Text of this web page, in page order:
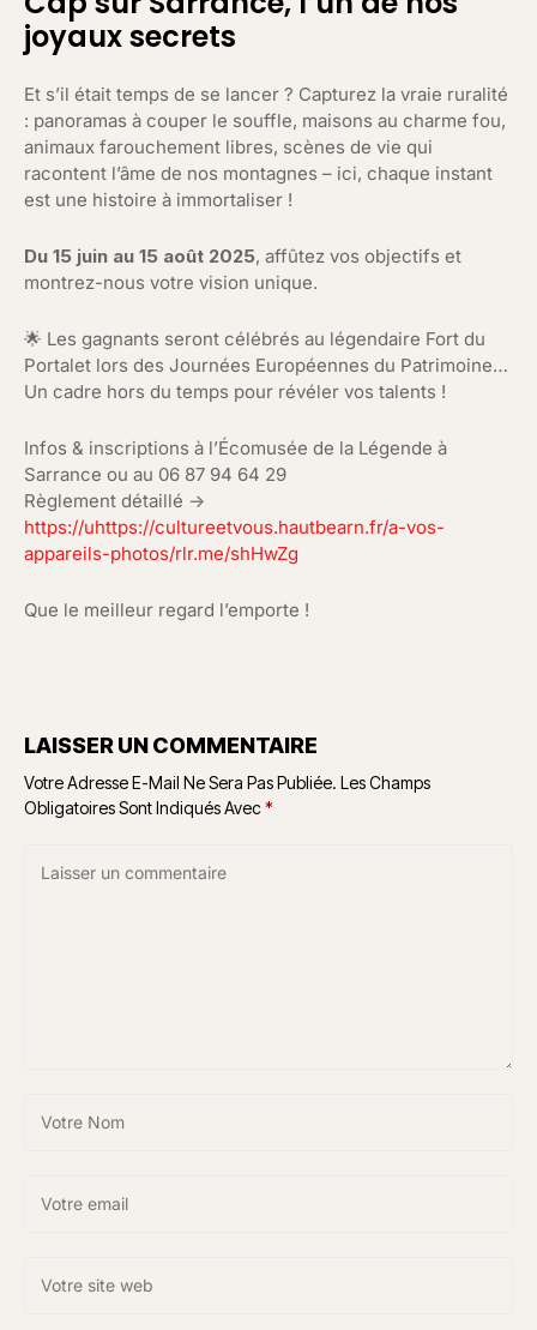
joyaux secrets
Et s’il était temps de se lancer ? Capturez la vraie ruralité
: panoramas à couper le souffle, maisons au charme fou,
animaux farouchement libres, scènes de vie qui
racontent l’âme de nos montagnes – ici, chaque instant
est une histoire à immortaliser !
Du 15 juin au 15 août 2025, affûtez vos objectifs et
montrez-nous votre vision unique.
🌟 Les gagnants seront célébrés au légendaire Fort du
Portalet lors des Journées Européennes du Patrimoine…
Un cadre hors du temps pour révéler vos talents !
Infos & inscriptions à l’Écomusée de la Légende à
Sarrance ou au 06 87 94 64 29
Règlement détaillé →
https://uhttps://cultureetvous.hautbearn.fr/a-vos-
appareils-photos/rlr.me/shHwZg
Que le meilleur regard l’emporte !
LAISSER UN COMMENTAIRE
Votre Adresse E-Mail Ne Sera Pas Publiée. Les Champs
Obligatoires Sont Indiqués Avec*